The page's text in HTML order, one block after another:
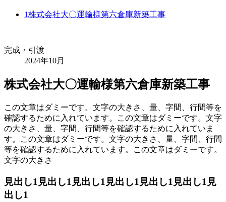
1株式会社大〇運輸様第六倉庫新築工事
完成・引渡
2024年10月
株式会社大〇運輸様第六倉庫新築工事
この文章はダミーです。文字の大きさ、量、字間、行間等を
確認するために入れています。この文章はダミーです。文字
の大きさ、量、字間、行間等を確認するために入れていま
す。この文章はダミーです。文字の大きさ、量、字間、行間
等を確認するために入れています。この文章はダミーです。
文字の大きさ
見出し1見出し1見出し1見出し1見出し1見出し1見
出し1